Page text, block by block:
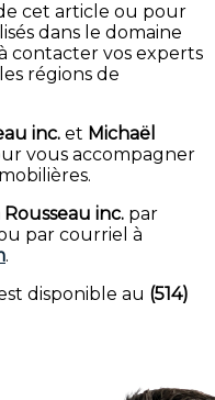
cet article ou pour
dans le domaine
contacter vos experts
régions de
inc. et Michaël
vous accompagner
inc. par
par courriel à
.
disponible au (514)